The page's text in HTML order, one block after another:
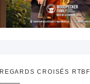
REGARDS CROISÉS RTBF